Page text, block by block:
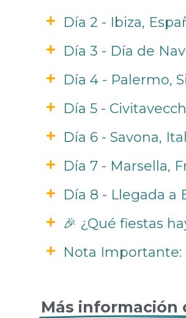
Día 2 - Ibiza,
Día 3 - Día de
Día 4 - Palermo,
Día 5 -
Día 6 - Savona,
Día 7 - Marsella,
Día 8 - Llegada a
🎉 ¿Qué fiestas
Nota Importante:
Más información